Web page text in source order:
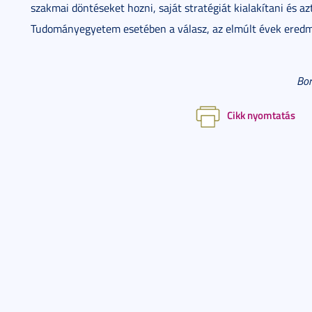
szakmai döntéseket hozni, saját stratégiát kialakítani és
Tudományegyetem esetében a válasz, az elmúlt évek
Cikk nyomtatás